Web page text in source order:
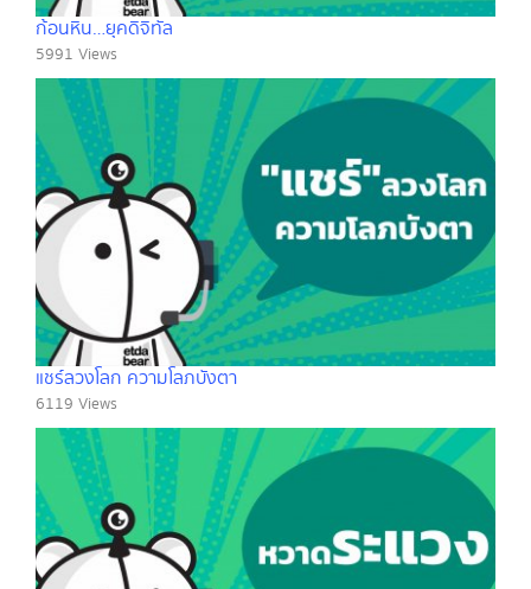
ก้อนหิน…ยุคดิจิทัล
5991 Views
แชร์ลวงโลก ความโลภบังตา
6119 Views